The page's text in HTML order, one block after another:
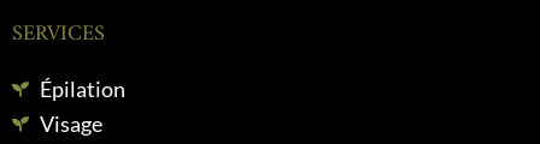
SERVICES
Épilation
Visage